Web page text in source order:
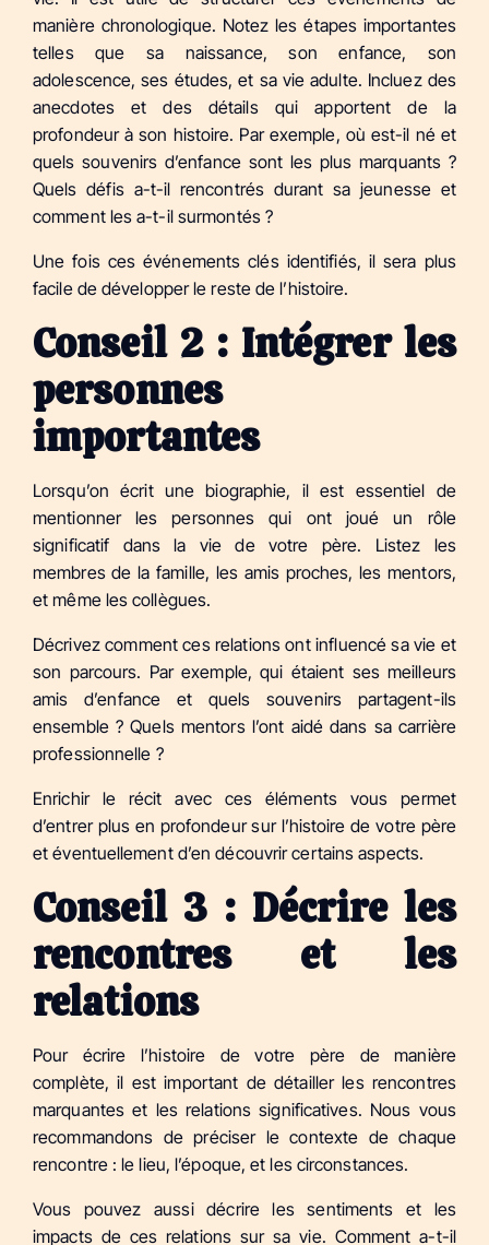
manière chronologique. Notez les étapes importantes
telles que sa naissance, son enfance, son
adolescence, ses études, et sa vie adulte. Incluez des
anecdotes et des détails qui apportent de la
profondeur à son histoire. Par exemple, où est-il né et
quels souvenirs d’enfance sont les plus marquants ?
Quels défis a-t-il rencontrés durant sa jeunesse et
comment les a-t-il surmontés ?
Une fois ces événements clés identifiés, il sera plus
facile de développer le reste de l’histoire.
Conseil 2 : Intégrer les
personnes
importantes
Lorsqu’on écrit une biographie, il est essentiel de
mentionner les personnes qui ont joué un rôle
significatif dans la vie de votre père. Listez les
membres de la famille, les amis proches, les mentors,
et même les collègues.
Décrivez comment ces relations ont influencé sa vie et
son parcours. Par exemple, qui étaient ses meilleurs
amis d’enfance et quels souvenirs partagent-ils
ensemble ? Quels mentors l’ont aidé dans sa carrière
professionnelle ?
Enrichir le récit avec ces éléments vous permet
d’entrer plus en profondeur sur l’histoire de votre père
et éventuellement d’en découvrir certains aspects.
Conseil 3 : Décrire les
rencontres et les
relations
Pour écrire l’histoire de votre père de manière
complète, il est important de détailler les rencontres
marquantes et les relations significatives. Nous vous
recommandons de préciser le contexte de chaque
rencontre : le lieu, l’époque, et les circonstances.
Vous pouvez aussi décrire les sentiments et les
impacts de ces relations sur sa vie. Comment a-t-il